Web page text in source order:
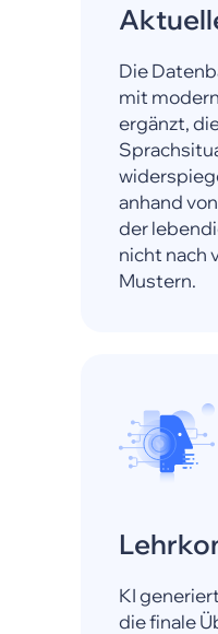
Die
mit
ergänzt,
anhand
der
nicht nach
Mustern.
KI
die finale